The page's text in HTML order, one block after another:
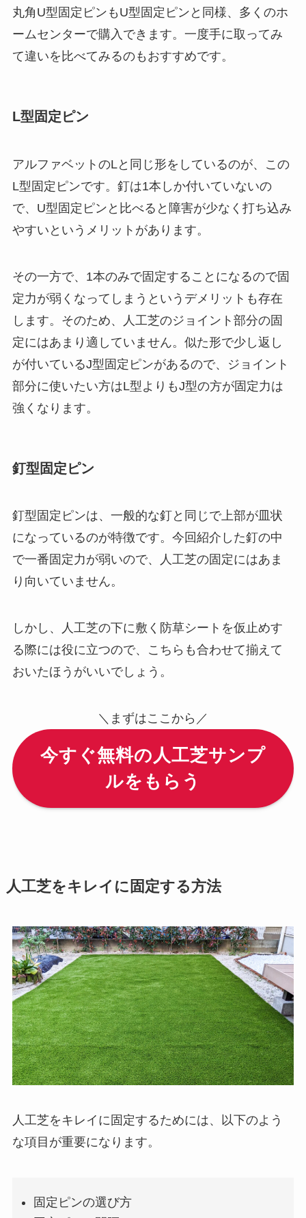
丸角U型固定ピンもU型固定ピンと同様、多くのホ
ームセンターで購入できます。一度手に取ってみ
て違いを比べてみるのもおすすめです。
L型固定ピン
アルファベットのLと同じ形をしているのが、この
L型固定ピンです。釘は1本しか付いていないの
で、U型固定ピンと比べると障害が少なく打ち込み
やすいというメリットがあります。
その一方で、1本のみで固定することになるので固
定力が弱くなってしまうというデメリットも存在
します。そのため、人工芝のジョイント部分の固
定にはあまり適していません。似た形で少し返し
が付いているJ型固定ピンがあるので、ジョイント
部分に使いたい方はL型よりもJ型の方が固定力は
強くなります。
釘型固定ピン
釘型固定ピンは、一般的な釘と同じで上部が皿状
になっているのが特徴です。今回紹介した釘の中
で一番固定力が弱いので、人工芝の固定にはあま
り向いていません。
しかし、人工芝の下に敷く防草シートを仮止めす
る際には役に立つので、こちらも合わせて揃えて
おいたほうがいいでしょう。
＼まずはここから／
今すぐ無料の人工芝サンプ
ルをもらう
人工芝をキレイに固定する方法
人工芝をキレイに固定するためには、以下のよう
な項目が重要になります。
固定ピンの選び方